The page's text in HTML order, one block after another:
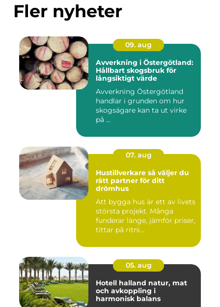
Fler nyheter
09. aug
Avverkning i Östergötland:
Hållbart skogsbruk för
långsiktigt värde
Avverkning Östergötland
handlar i grunden om hur
skogsägare kan ta ut virke
på ...
07. aug
Hustillverkare så väljer du
rätt partner för ditt
drömhus
Att bygga hus är ett av livets
största projekt. Många
funderar länge, jämför priser,
tittar på ritni...
05. aug
Hotell halland natur, mat
och avkoppling i
harmonisk balans